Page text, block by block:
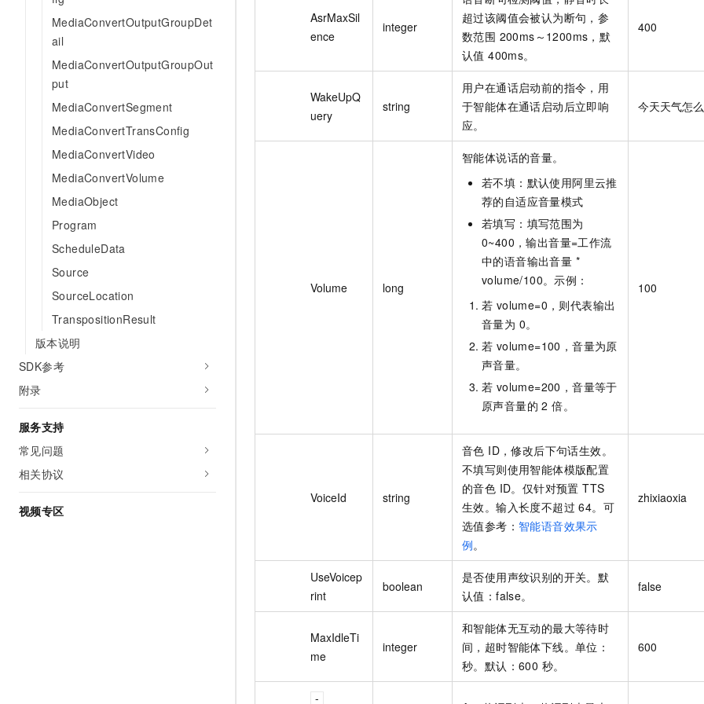
MediaConvertOutputGroupDet
ail
MediaConvertOutputGroupOut
put
MediaConvertSegment
MediaConvertTransConfig
MediaConvertVideo
MediaConvertVolume
MediaObject
Program
ScheduleData
Source
SourceLocation
TranspositionResult
版本说明
SDK参考
附录
服务支持
常见问题
相关协议
视频专区
AsrMaxSil
ence
integer
超过该阈值会被认为断句，参
数范围 200ms～1200ms，默
认值 400ms。
400
WakeUpQ
uery
string
用户在通话启动前的指令，用
于智能体在通话启动后立即响
应。
今天天气怎
Volume long
智能体说话的音量。
若不填：默认使用阿里云推
荐的自适应音量模式
若填写：填写范围为
0~400，输出音量=工作流
中的语音输出音量 *
volume/100。示例：
若 volume=0，则代表输出
音量为 0。
若 volume=100，音量为原
声音量。
若 volume=200，音量等于
原声音量的 2 倍。
100
VoiceId string
音色 ID，修改后下句话生效。
不填写则使用智能体模版配置
的音色 ID。仅针对预置 TTS
生效。输入长度不超过 64。可
选值参考： 智能语音效果示
例。
zhixiaoxia
UseVoicep
rint
boolean
是否使用声纹识别的开关。默
认值：false。
false
MaxIdleTi
me
integer
和智能体无互动的最大等待时
间，超时智能体下线。单位：
秒。默认：600 秒。
600